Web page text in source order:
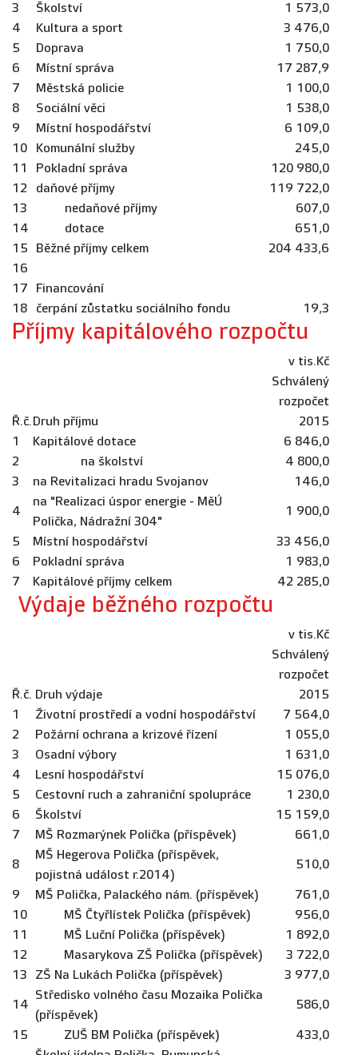
3
Školství
1 573,0
4
Kultura a sport
3 476,0
5
Doprava
1 750,0
6
Místní správa
17 287,9
7
Městská policie
1 100,0
8
Sociální věci
1 538,0
9
Místní hospodářství
6 109,0
10
Komunální služby
245,0
11
Pokladní správa
120 980,0
12
daňové příjmy
119 722,0
13
nedaňové příjmy
607,0
14
dotace
651,0
15
Běžné příjmy celkem
204 433,6
16
17
Financování
18
čerpání zůstatku sociálního fondu 19,3
Příjmy kapitálového rozpočtu
v tis.Kč
Schválený
rozpočet
Ř.č.Druh příjmu
2015
1
Kapitálové dotace
6 846,0
2
na školství
4 800,0
3
na Revitalizaci hradu Svojanov
146,0
4
na "Realizaci úspor energie - MěÚ
Polička, Nádražní 304"
1 900,0
5
Místní hospodářství
33 456,0
6
Pokladní správa
1 983,0
7
Kapitálové příjmy celkem 42 285,0
Výdaje běžného rozpočtu
v tis.Kč
Schválený
rozpočet
Ř.č. Druh výdaje
2015
1
Životní prostředí a vodní hospodářství
7 564,0
2
Požární ochrana a krizové řízení
1 055,0
3
Osadní výbory
1 631,0
4
Lesní hospodářství
15 076,0
5
Cestovní ruch a zahraniční spolupráce
1 230,0
6
Školství
15 159,0
7
MŠ Rozmarýnek Polička (příspěvek)
661,0
8
MŠ Hegerova Polička (příspěvek,
pojistná událost r.2014)
510,0
9
MŠ Polička, Palackého nám. (příspěvek)
761,0
10
MŠ Čtyřlístek Polička (příspěvek)
956,0
11
MŠ Luční Polička (příspěvek)
1 892,0
12
Masarykova ZŠ Polička (příspěvek)
3 722,0
13
ZŠ Na Lukách Polička (příspěvek)
3 977,0
14
Středisko volného času Mozaika Polička
(příspěvek)
586,0
15
ZUŠ BM Polička (příspěvek)
433,0